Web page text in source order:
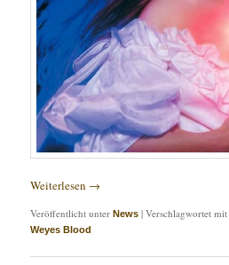
Weiterlesen →
Veröffentlicht unter News |Verschlagwortet mit
Weyes Blood